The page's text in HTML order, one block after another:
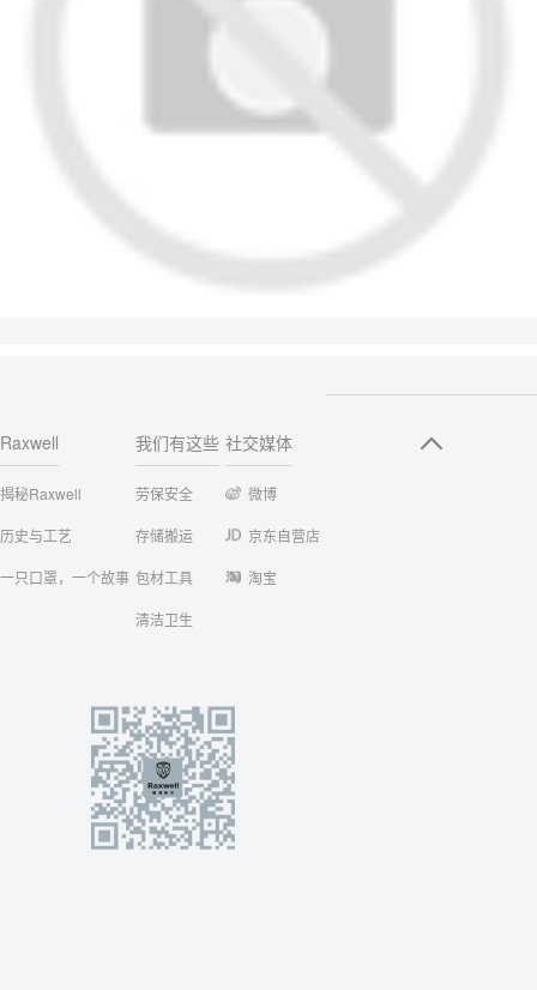
Raxwell
揭秘Raxwell
历史与工艺
一只口罩，一个故事
我们有这些
劳保安全
存储搬运
包材工具
清洁卫生
社交媒体
微博
京东自营店
淘宝